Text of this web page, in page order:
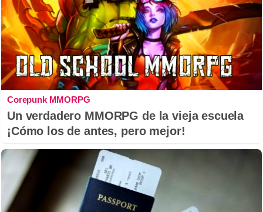
Corepunk MMORPG
Un verdadero MMORPG de la vieja escuela
¡Cómo los de antes, pero mejor!